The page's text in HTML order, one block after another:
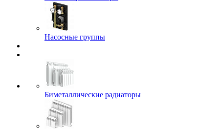
Насосные группы
Биметаллические радиаторы